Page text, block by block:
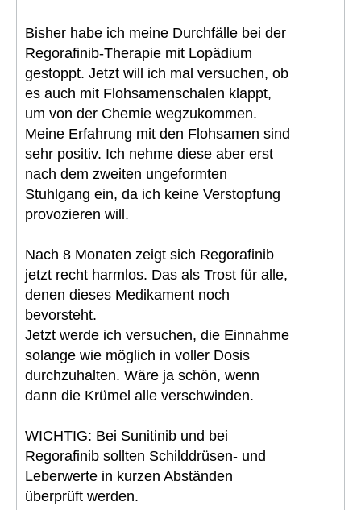
Bisher habe ich meine Durchfälle bei der
Regorafinib-Therapie mit Lopädium
gestoppt. Jetzt will ich mal versuchen, ob
es auch mit Flohsamenschalen klappt,
um von der Chemie wegzukommen.
Meine Erfahrung mit den Flohsamen sind
sehr positiv. Ich nehme diese aber erst
nach dem zweiten ungeformten
Stuhlgang ein, da ich keine Verstopfung
provozieren will.
Nach 8 Monaten zeigt sich Regorafinib
jetzt recht harmlos. Das als Trost für alle,
denen dieses Medikament noch
bevorsteht.
Jetzt werde ich versuchen, die Einnahme
solange wie möglich in voller Dosis
durchzuhalten. Wäre ja schön, wenn
dann die Krümel alle verschwinden.
WICHTIG: Bei Sunitinib und bei
Regorafinib sollten Schilddrüsen- und
Leberwerte in kurzen Abständen
überprüft werden.